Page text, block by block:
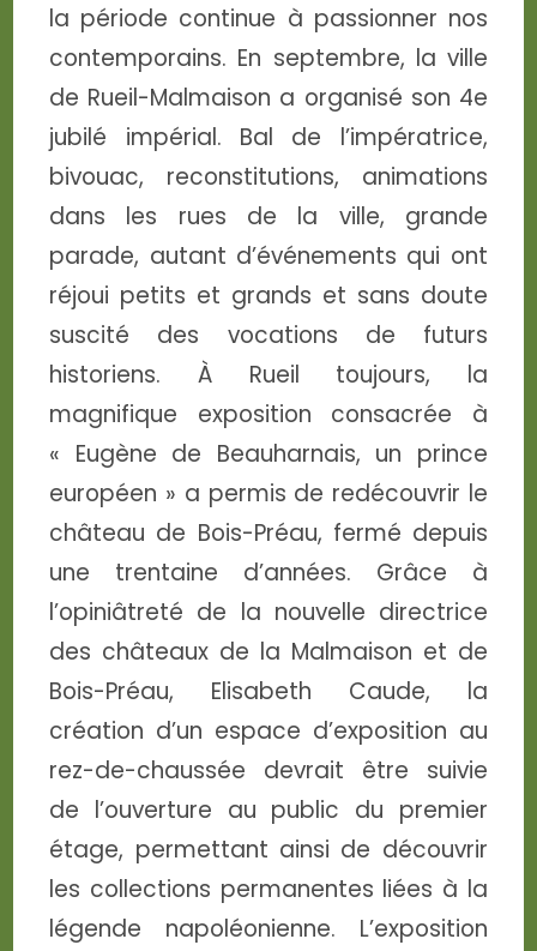
la période continue à passionner nos
contemporains. En septembre, la ville
de Rueil-Malmaison a organisé son 4e
jubilé impérial. Bal de l’impératrice,
bivouac, reconstitutions, animations
dans les rues de la ville, grande
parade, autant d’événements qui ont
réjoui petits et grands et sans doute
suscité des vocations de futurs
historiens. À Rueil toujours, la
magnifique exposition consacrée à
« Eugène de Beauharnais, un prince
européen » a permis de redécouvrir le
château de Bois-Préau, fermé depuis
une trentaine d’années. Grâce à
l’opiniâtreté de la nouvelle directrice
des châteaux de la Malmaison et de
Bois-Préau, Elisabeth Caude, la
création d’un espace d’exposition au
rez-de-chaussée devrait être suivie
de l’ouverture au public du premier
étage, permettant ainsi de découvrir
les collections permanentes liées à la
légende napoléonienne. L’exposition